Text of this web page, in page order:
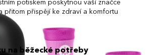
potiskem poskytnou vaší značce
přitom přispějí ke zdraví a komfortu
na běžecké potřeby